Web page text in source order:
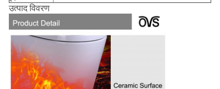
उत्पाद विवरण